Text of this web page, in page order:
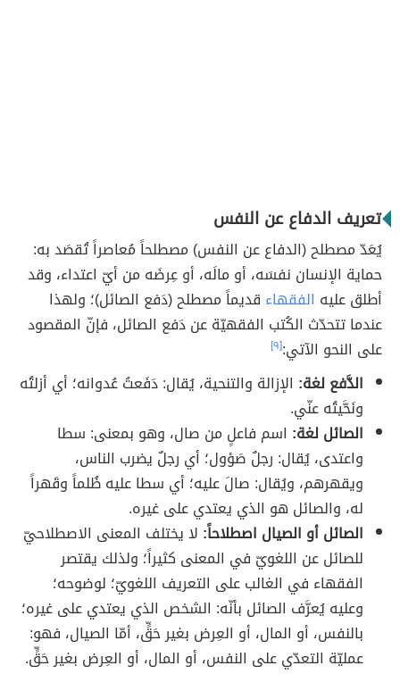
تعريف الدفاع عن النفس
يُعَدّ مصطلح (الدفاع عن النفس) مصطلحاً مُعاصراً تُقصَد به:
حماية الإنسان نفسَه، أو مالَه، أو عِرضَه من أيّ اعتداء، وقد
أطلق عليه الفقهاء قديماً مصطلح (دَفع الصائل)؛ ولهذا
عندما تتحدّث الكُتب الفقهيّة عن دَفع الصائل، فإنّ المقصود
على النحو الآتي:[٩]
الدَّفع لغة: الإزالة والتنحية، يُقال: دَفَعتُ عُدوانه؛ أي أزلتُه
ونَحَّيتُه عنّي.
الصائل لغة: اسم فاعلٍ من صال، وهو بمعنى: سطا
واعتدى، يُقال: رجلٌ صَؤول؛ أي رجلٌ يضرب الناس،
ويقهرهم، ويُقال: صالَ عليه؛ أي سطا عليه ظُلماً وقَهراً
له، والصائل هو الذي يعتدي على غيره.
الصائل أو الصيال اصطلاحاً: لا يختلف المعنى الاصطلاحيّ
للصائل عن اللغويّ في المعنى كثيراً؛ ولذلك يقتصر
الفقهاء في الغالب على التعريف اللغويّ؛ لوضوحه؛
وعليه يُعرَّف الصائل بأنّه: الشخص الذي يعتدي على غيره؛
بالنفس، أو المال، أو العِرض بغير حَقٍّ، أمّا الصيال، فهو:
عمليّة التعدّي على النفس، أو المال، أو العِرض بغير حَقٍّ.